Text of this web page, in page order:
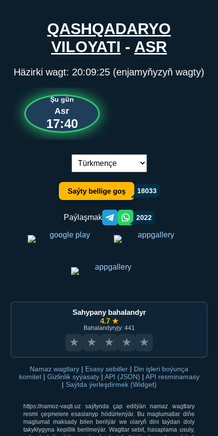
QASHQADARYO
VILOYATI - ASR
Häzirki wagt: 20:09:25 (enjamyňyzyň wagty)
Şu gün
Asr
17:40
Dil çalşyryş:
Saýty bellige goş 18033
Paýlaşmak Telegram orqali ulashish
WhatsApp orqali ulashish
2022
Sahypany bahalandyr
4.7 ★
Bahalandyryjy: 441
★ ★ ★ ★ ★
Namaz wagtlary | Esasy sebitler | Din işleri boýunça
komitet | Gizlinlik syýasaty | API (JSON) | API resminamasy
| Saýtda ýerleşdirmek (Widget)
https://namoz-vaqti.uz saýtynda çap edilýän namaz wagtlary
resmi çeşmelere esaslanyp hödürlenýär. Bu maglumatlar diňe
maglumat maksady bilen berilýär we olaryň dini taýdan doly
takyklygyna kepillik berilmeýär. Wagtlar sebit, hasaplama usuly,